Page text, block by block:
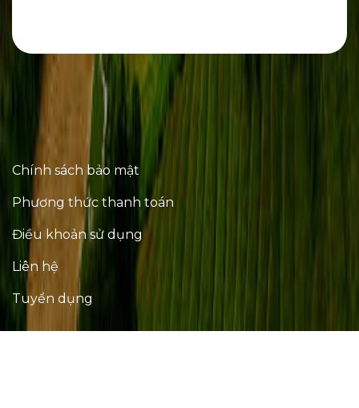
Chính sách bảo mật
Phương thức thanh toán
Điều khoản sử dụng
Liên hệ
Tuyển dụng